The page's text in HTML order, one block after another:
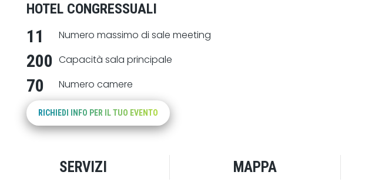
HOTEL CONGRESSUALI
11 Numero massimo di sale meeting
200 Capacità sala principale
70 Numero camere
RICHIEDI INFO PER IL TUO EVENTO
SERVIZI MAPPA